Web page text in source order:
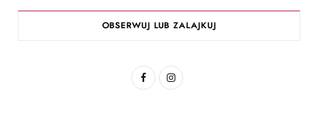
OBSERWUJ LUB ZALAJKUJ
F
I